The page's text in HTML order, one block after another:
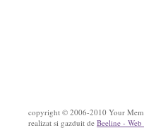
copyright © 2006-2010 Your
realizat si gazduit de Beeline -